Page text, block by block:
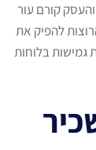
קורם עור
להפיק את
גמישות בלוחות